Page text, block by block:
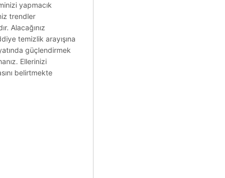
yapmacık
trendler
Alacağınız
temizlik arayışına
güçlendirmek
Ellerinizi
belirtmekte